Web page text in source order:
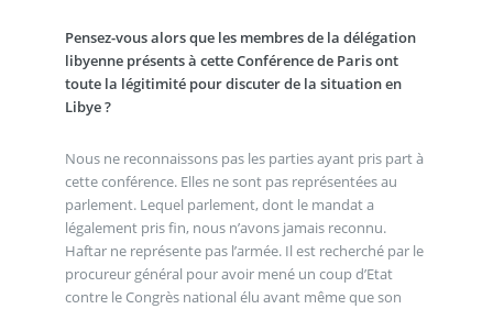
Pensez-vous alors que les membres de la délégation
libyenne présents à cette Conférence de Paris ont
toute la légitimité pour discuter de la situation en
Libye ?
Nous ne reconnaissons pas les parties ayant pris part à
cette conférence. Elles ne sont pas représentées au
parlement. Lequel parlement, dont le mandat a
légalement pris fin, nous n’avons jamais reconnu.
Haftar ne représente pas l’armée. Il est recherché par le
procureur général pour avoir mené un coup d’Etat
contre le Congrès national élu avant même que son